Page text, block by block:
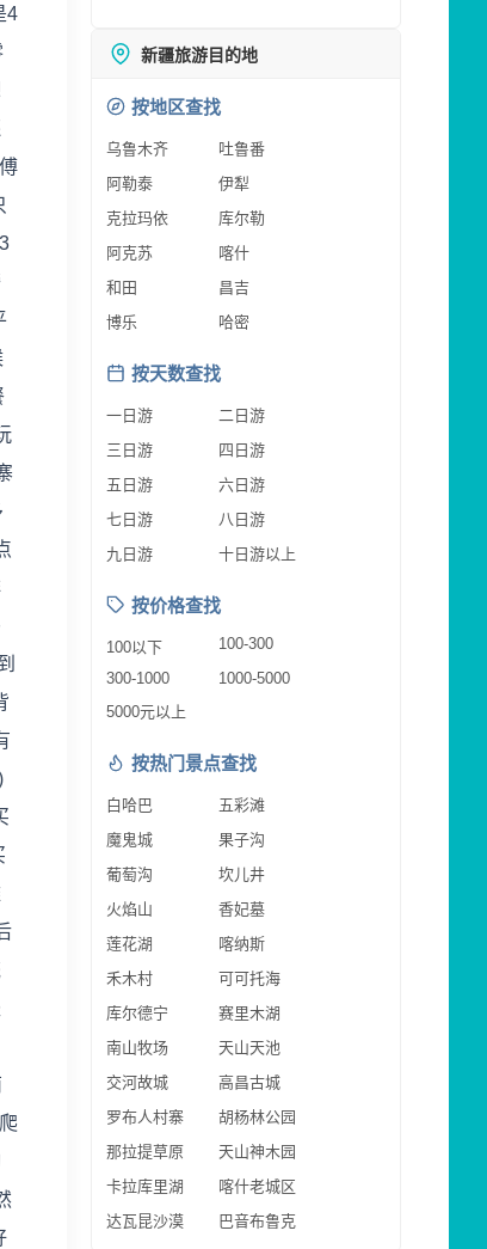
4
新疆旅游目的地
按地区查找
乌鲁木齐
吐鲁番
阿勒泰
伊犁
克拉玛依
库尔勒
阿克苏
喀什
和田
昌吉
博乐
哈密
按天数查找
一日游
二日游
三日游
四日游
五日游
六日游
七日游
八日游
九日游
十日游以上
按价格查找
100以下
100-300
300-1000
1000-5000
5000元以上
按热门景点查找
白哈巴
五彩滩
魔鬼城
果子沟
葡萄沟
坎儿井
火焰山
香妃墓
莲花湖
喀纳斯
禾木村
可可托海
库尔德宁
赛里木湖
南山牧场
天山天池
交河故城
高昌古城
罗布人村寨
胡杨林公园
那拉提草原
天山神木园
卡拉库里湖
喀什老城区
达瓦昆沙漠
巴音布鲁克